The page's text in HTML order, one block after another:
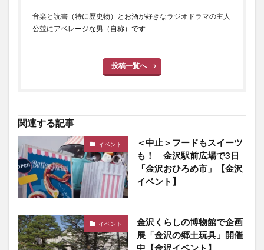
音楽と読書（特に歴史物）とお酒が好きなラジオドラマの主人
公並にアベレージな男（自称）です
投稿一覧へ
関連する記事
イベント
＜中止＞フードもスイーツ
も！ 金沢駅前広場で3日
「金沢おひろめ市」【金沢
イベント】
イベント
金沢くらしの博物館で企画
展「金沢の郷土玩具」開催
中【金沢イベント】